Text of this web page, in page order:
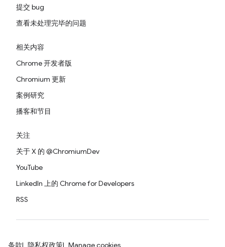
提交 bug
查看未处理完毕的问题
相关内容
Chrome 开发者版
Chromium 更新
案例研究
播客和节目
关注
关于 X 的 @ChromiumDev
YouTube
LinkedIn 上的 Chrome for Developers
RSS
条款 隐私权政策 Manage cookies